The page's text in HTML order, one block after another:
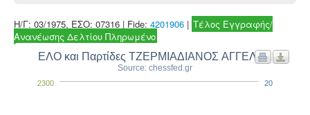
Η/Γ: 03/1975, ΕΣΟ: 07316 | Fide: 4201906 | Τέλος Εγγραφής/
Ανανέωσης Δελτίου Πληρωμένο
ΕΛΟ και Παρτίδες ΤΖΕΡΜΙΑΔΙΑΝΟΣ ΑΓΓΕΛΟΣ
Source: chessfed.gr
2300 20